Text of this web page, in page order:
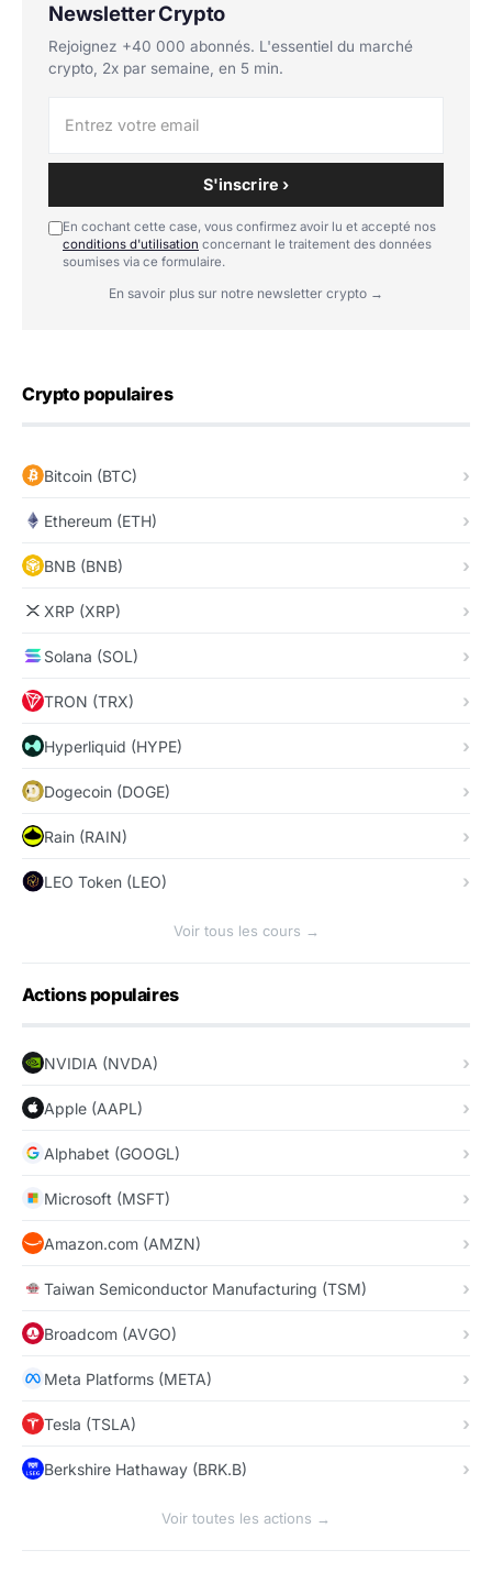
Newsletter Crypto
Rejoignez +40 000 abonnés. L'essentiel du marché
crypto, 2x par semaine, en 5 min.
S'inscrire ›
En cochant cette case, vous confirmez avoir lu et accepté nos
conditions d'utilisation concernant le traitement des données
soumises via ce formulaire.
En savoir plus sur notre newsletter crypto →
Crypto populaires
Bitcoin (BTC)
Ethereum (ETH)
BNB (BNB)
XRP (XRP)
Solana (SOL)
TRON (TRX)
Hyperliquid (HYPE)
Dogecoin (DOGE)
Rain (RAIN)
LEO Token (LEO)
Voir tous les cours →
Actions populaires
NVIDIA (NVDA)
Apple (AAPL)
Alphabet (GOOGL)
Microsoft (MSFT)
Amazon.com (AMZN)
Taiwan Semiconductor Manufacturing (TSM)
Broadcom (AVGO)
Meta Platforms (META)
Tesla (TSLA)
Berkshire Hathaway (BRK.B)
Voir toutes les actions →